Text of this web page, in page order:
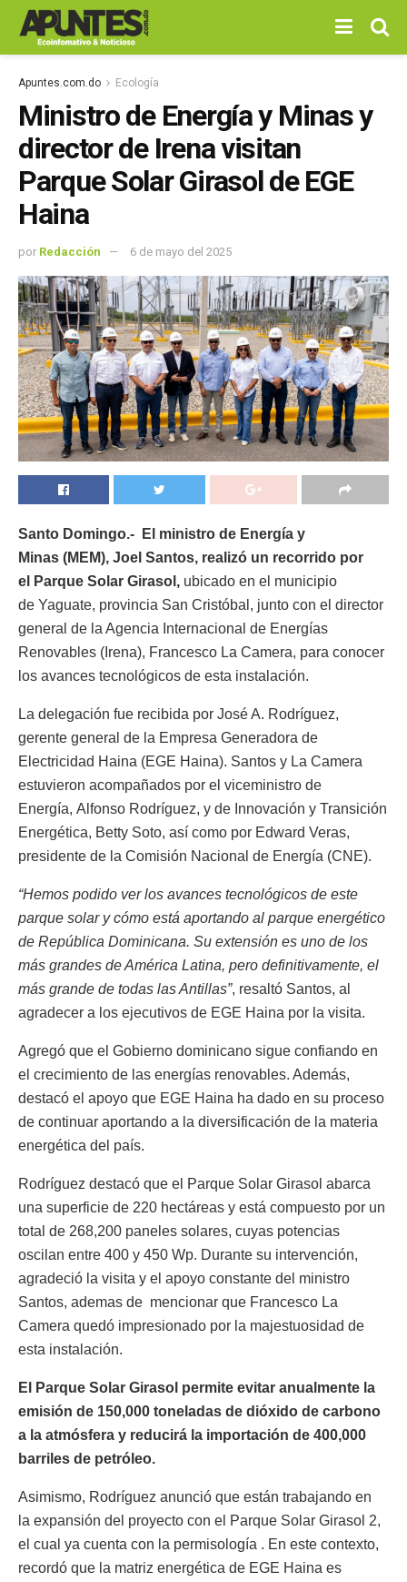
Apuntes.com.do Ecología
Ministro de Energía y Minas y
director de Irena visitan
Parque Solar Girasol de EGE
Haina
por Redacción 6 de mayo del 2025
Santo Domingo.- El ministro de Energía y
Minas (MEM), Joel Santos, realizó un recorrido por
el Parque Solar Girasol, ubicado en el municipio
de Yaguate, provincia San Cristóbal, junto con el director
general de la Agencia Internacional de Energías
Renovables (Irena), Francesco La Camera, para conocer
los avances tecnológicos de esta instalación.
La delegación fue recibida por José A. Rodríguez,
gerente general de la Empresa Generadora de
Electricidad Haina (EGE Haina). Santos y La Camera
estuvieron acompañados por el viceministro de
Energía, Alfonso Rodríguez, y de Innovación y Transición
Energética, Betty Soto, así como por Edward Veras,
presidente de la Comisión Nacional de Energía (CNE).
“Hemos podido ver los avances tecnológicos de este
parque solar y cómo está aportando al parque energético
de República Dominicana. Su extensión es uno de los
más grandes de América Latina, pero definitivamente, el
más grande de todas las Antillas”, resaltó Santos, al
agradecer a los ejecutivos de EGE Haina por la visita.
Agregó que el Gobierno dominicano sigue confiando en
el crecimiento de las energías renovables. Además,
destacó el apoyo que EGE Haina ha dado en su proceso
de continuar aportando a la diversificación de la materia
energética del país.
Rodríguez destacó que el Parque Solar Girasol abarca
una superficie de 220 hectáreas y está compuesto por un
total de 268,200 paneles solares, cuyas potencias
oscilan entre 400 y 450 Wp. Durante su intervención,
agradeció la visita y el apoyo constante del ministro
Santos, ademas de mencionar que Francesco La
Camera quedó impresionado por la majestuosidad de
esta instalación.
El Parque Solar Girasol permite evitar anualmente la
emisión de 150,000 toneladas de dióxido de carbono
a la atmósfera y reducirá la importación de 400,000
barriles de petróleo.
Asimismo, Rodríguez anunció que están trabajando en
la expansión del proyecto con el Parque Solar Girasol 2,
el cual ya cuenta con la permisología . En este contexto,
recordó que la matriz energética de EGE Haina es